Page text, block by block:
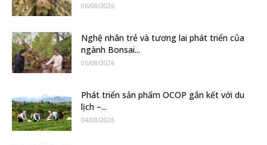
06/08/2026
Nghệ nhân trẻ và tương lai phát triển của
ngành Bonsai...
05/08/2026
Phát triển sản phẩm OCOP gắn kết với du
lịch –...
04/08/2026